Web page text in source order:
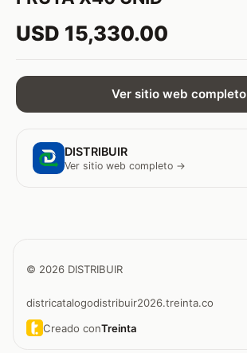
USD 15,330.00
Ver sitio web completo
DISTRIBUIR
Ver sitio web completo →
© 2026 DISTRIBUIR
districatalogodistribuir2026.treinta.co
Creado conTreinta